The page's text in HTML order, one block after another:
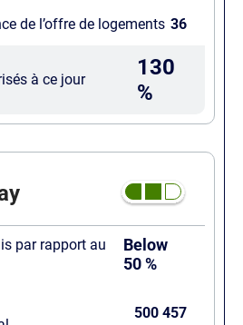
de l’offre de logements 36
à ce jour
130
%
par rapport au
Below
50 %
500 457